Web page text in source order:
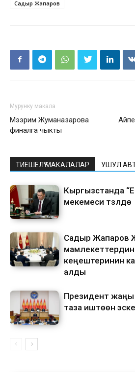
Садыр Жапаров
Мурунку макала
Мээрим Жуманазарова
финалга чыкты
ТИЕШЕЛҮҮ МАКАЛАЛАР УШУЛ
Кыргызстанда
мекемеси түзүлүүдө
Садыр Жапаров
кеңештеринин
алды
Президент жаңы
таза иштөөнү